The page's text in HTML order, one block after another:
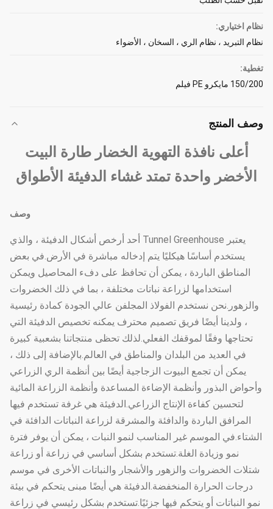
نظام اختياري:
نظام التبريد ، نظام الري ، السخان ، الأضواء
تغطية:
150/200 مايكرو PE فيلم
وصف المنتج
أعلى نافذة التهوية الخضار طارة البيت
الأخضر واحدة تمتد غشاء الدفيئة الأطواق
وصف
يعتبر Tunnel Greenhouse أحد أرخص أشكال الدفيئة ، والذي
يستخدم أساسًا هيكليًا يتم إدخاله مباشرة في الأرض.في بعض
المناطق الباردة ، يمكن أن تحافظ على دفء المحاصيل ويمكن
استخدامها لزراعة نباتات مختلفة ، بما في ذلك الخضروات
والزهور.نحن نستخدم الفولاذ المجلفن عالي الجودة كمادة رئيسية
، ولدينا أيضًا فريق تصميم محترف يمكنه تخصيص الدفيئة التي
تحتاجها وفقًا لموقفك الفعلي.لذلك تحظى منتجاتنا بشعبية كبيرة
في العديد من البلدان والمناطق في العالم.بالإضافة إلى ذلك ،
يمكن أن تجمع البيوت الزجاجية أيضًا بين أنظمة الري الزراعي
وأحواض البذور وأنظمة الإضاءة المساعدة وأنظمة الزراعة المائية
لتحسين كفاءة الإنتاج الزراعي.الدفيئة هي غرفة تستخدم فيها
المرافق الباردة والدافئة والمشرقة لزراعة النباتات الدافئة في
الشتاء.في الموسم غير المناسب لنمو النبات ، يمكن أن يوفر فترة
نمو وزيادة الغلة.تستخدم بشكل أساسي في زراعة أو زراعة
شتلات الخضروات والزهور والأشجار والنباتات الأخرى في موسم
درجات الحرارة المنخفضة.الدفيئة هي أيضًا مبنى يتحكم في بيئة
نمو النباتات أو يتحكم فيها جزئيًا.تستخدم بشكل رئيسي في زراعة